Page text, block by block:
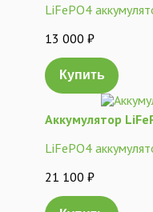
LiFePO4
13 000 ₽
Купить
Аккумулятор
LiFePO4
21 100 ₽